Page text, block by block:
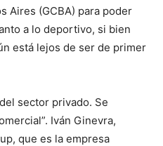
Aires (GCBA) para poder
a lo deportivo, si bien
está lejos de ser de primer
sector privado. Se
Iván Ginevra,
que es la empresa